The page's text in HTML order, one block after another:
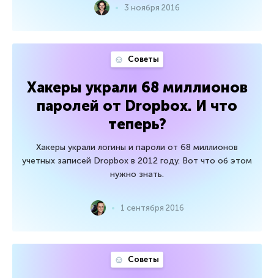
3 ноября 2016
Советы
Хакеры украли 68 миллионов
паролей от Dropbox. И что
теперь?
Хакеры украли логины и пароли от 68 миллионов
учетных записей Dropbox в 2012 году. Вот что об этом
нужно знать.
1 сентября 2016
Советы